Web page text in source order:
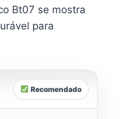
Bt07 se mostra
para
Recomendado